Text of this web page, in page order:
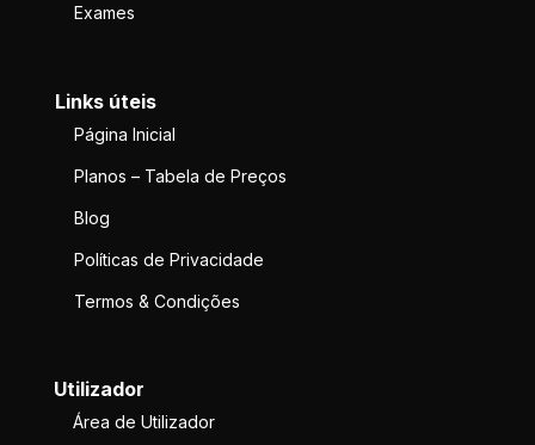
Exames
Links úteis
Página Inicial
Planos – Tabela de Preços
Blog
Políticas de Privacidade
Termos & Condições
Utilizador
Área de Utilizador